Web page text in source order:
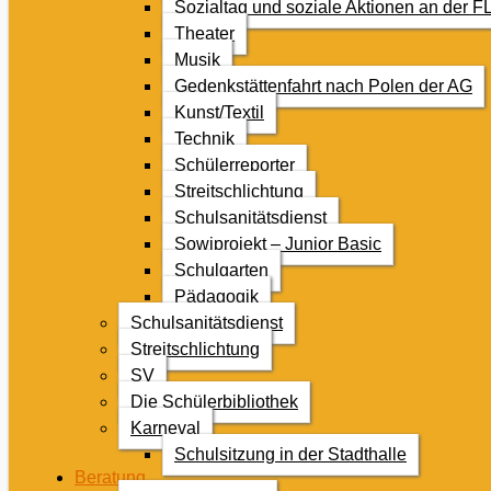
Sozialtag und soziale Aktionen an der
Theater
Musik
Gedenkstättenfahrt nach Polen der AG
Kunst/Textil
Technik
Schülerreporter
Streitschlichtung
Schulsanitätsdienst
Sowiprojekt – Junior Basic
Schulgarten
Pädagogik
Schulsanitätsdienst
Streitschlichtung
SV
Die Schülerbibliothek
Karneval
Schulsitzung in der Stadthalle
Beratung